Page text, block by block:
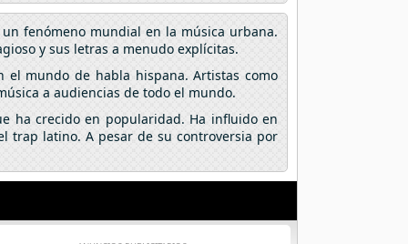
fenómeno mundial en la música urbana.
y sus letras a menudo explícitas.
el mundo de habla hispana. Artistas como
a audiencias de todo el mundo.
ha crecido en popularidad. Ha influido en
trap latino. A pesar de su controversia por